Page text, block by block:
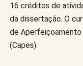
16 créditos de
da dissertação. O
de
(Capes).